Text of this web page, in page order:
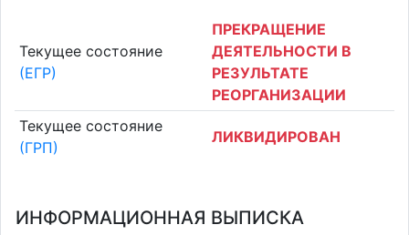
Текущее состояние
(ЕГР)
ПРЕКРАЩЕНИЕ
ДЕЯТЕЛЬНОСТИ В
РЕЗУЛЬТАТЕ
РЕОРГАНИЗАЦИИ
Текущее состояние
(ГРП)
ЛИКВИДИРОВАН
ИНФОРМАЦИОННАЯ ВЫПИСКА